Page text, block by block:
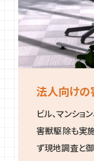
法人向けの
ビル、マンショ
害獣駆除も実
ず現地調査と御